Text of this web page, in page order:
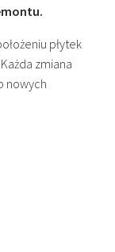
płytek
zmiana
nowych